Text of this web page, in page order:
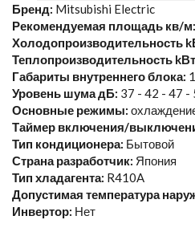
Бренд: Mitsubishi Electric
Рекомендуемая площадь кв/м:
Холодопроизводительность
Теплопроизводительность
Габариты внутреннего блока:
Уровень шума дБ: 37 - 42 - 47 -
Основные режимы:
Таймер включения/
Тип кондиционера: Бытовой
Страна разработчик: Япония
Тип хладагента: R410A
Допустимая температура
Инвертор: Нет